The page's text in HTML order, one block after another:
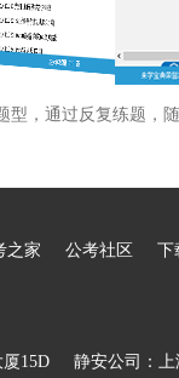
，通过反复练题，
之家 公考社区 下
15D 静安公司：上